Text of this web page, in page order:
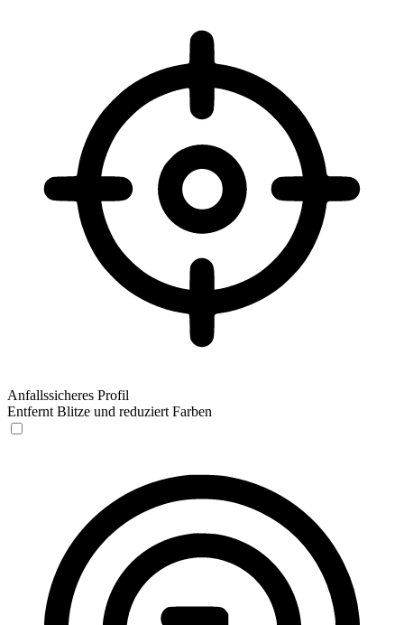
Anfallssicheres Profil
Entfernt Blitze und reduziert Farben